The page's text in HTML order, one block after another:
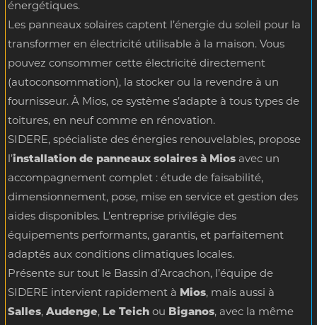
énergétiques.
Les panneaux solaires captent l’énergie du soleil pour la
transformer en électricité utilisable à la maison. Vous
pouvez consommer cette électricité directement
(autoconsommation), la stocker ou la revendre à un
fournisseur. À Mios, ce système s’adapte à tous types de
toitures, en neuf comme en rénovation.
SIDERE, spécialiste des énergies renouvelables, propose
l’installation de panneaux solaires à Mios avec un
accompagnement complet : étude de faisabilité,
dimensionnement, pose, mise en service et gestion des
aides disponibles. L’entreprise privilégie des
équipements performants, garantis, et parfaitement
adaptés aux conditions climatiques locales.
Présente sur tout le Bassin d’Arcachon, l’équipe de
SIDERE intervient rapidement à Mios, mais aussi à
Salles,Audenge, Le Teich ou Biganos, avec la même